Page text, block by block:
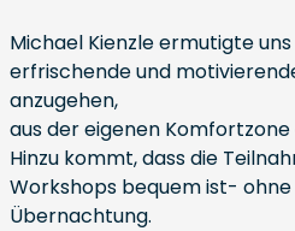
Michael Kienzle ermutigte
erfrischende und
anzugehen,
aus der eigenen
Hinzu kommt, dass die
Workshops bequem ist-
Übernachtung.